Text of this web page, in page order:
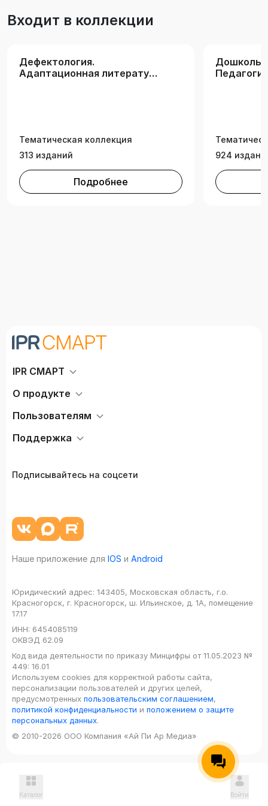
образования детей с ДЦП и будет интересна
Входит в коллекции
Дефектология.
Адаптационная литература
Тематическая коллекция
313 изданий
Подробнее
924
IPR СМАРТ
О продукте
Пользователям
Поддержка
Подписывайтесь на соцсети
Наше приложение для IOS и Android
Юридический адрес: 143405, Московская область, г.о.
Красногорск, г. Красногорск, ш. Ильинское, д. 1А, помещение
17.17
ИНН: 6454085119
ОКВЭД 62.09
Код вида деятельности по приказу Минцифры от 11.05.2023 №
449: 16.01
Используем cookies для корректной работы сайта,
персонализации пользователей и других целей,
предусмотренных пользовательским соглашением,
политикой конфиденциальности и положением о защите
персональных данных.
© 2010-2026 ООО Компания «Ай Пи Ар Медиа»
Каталог Войти